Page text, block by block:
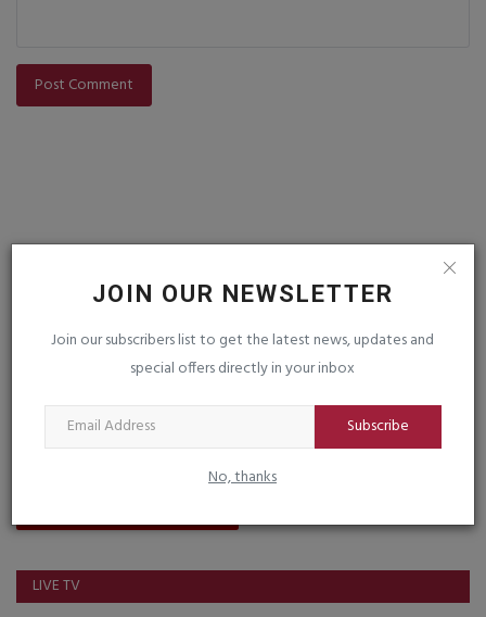
JOIN OUR NEWSLETTER
Join our subscribers list to get the latest news, updates and
special offers directly in your inbox
Subscribe
No, thanks
Post Comment
VOTING POLL
Facebook Instagram
LIVE TV